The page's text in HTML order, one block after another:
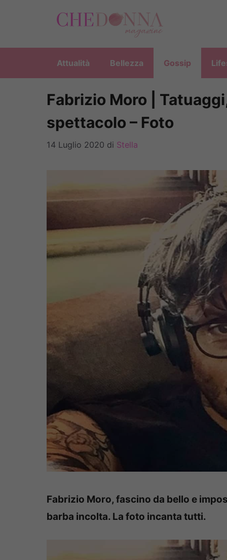
Attualità Bellezza Gossip
Fabrizio Moro |
spettacolo – Foto
14 Luglio 2020 di Stella
Fabrizio Moro, fascino da bello e
barba incolta. La foto incanta tutti.